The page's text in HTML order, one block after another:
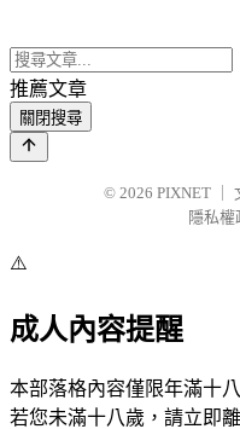
推薦文章
關閉搜尋
© 2026 PIXNET
隱私權
⚠️
成人內容提醒
本部落格內容僅限年滿十
若您未滿十八歲，請立即離